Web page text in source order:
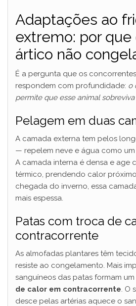
Adaptações ao
extremo: por que
ártico não
É a pergunta que os
respondem com profundidade: o
permite que esse animal sobreviva
Pelagem em duas
A camada externa tem pelos
— repelem neve e água como
A camada interna é densa e age
térmico, prendendo calor
chegada do inverno, essa
mais espessa.
Patas com troca de
contracorrente
As almofadas plantares têm
resiste ao congelamento. Mais
sanguíneos das patas formam
de calor em contracorrente. O
desce pelas artérias aquece o